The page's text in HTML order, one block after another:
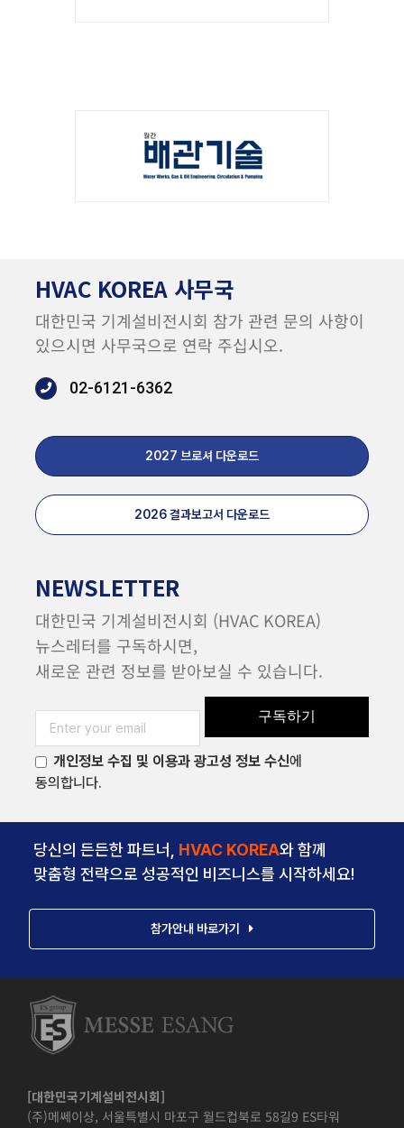
HVAC KOREA 사무국
대한민국 기계설비전시회 참가 관련 문의 사항이
있으시면 사무국으로 연락 주십시오.
02-6121-6362
2027 브로셔 다운로드
2026 결과보고서 다운로드
NEWSLETTER
대한민국 기계설비전시회 (HVAC KOREA)
뉴스레터를 구독하시면,
새로운 관련 정보를 받아보실 수 있습니다.
구독하기
개인정보 수집 및 이용과 광고성 정보 수신에
동의합니다.
당신의 든든한 파트너, HVAC KOREA와 함께
맞춤형 전략으로 성공적인 비즈니스를 시작하세요!
참가안내 바로가기
[대한민국기계설비전시회]
(주)메쎄이상, 서울특별시 마포구 월드컵북로 58길9 ES타워